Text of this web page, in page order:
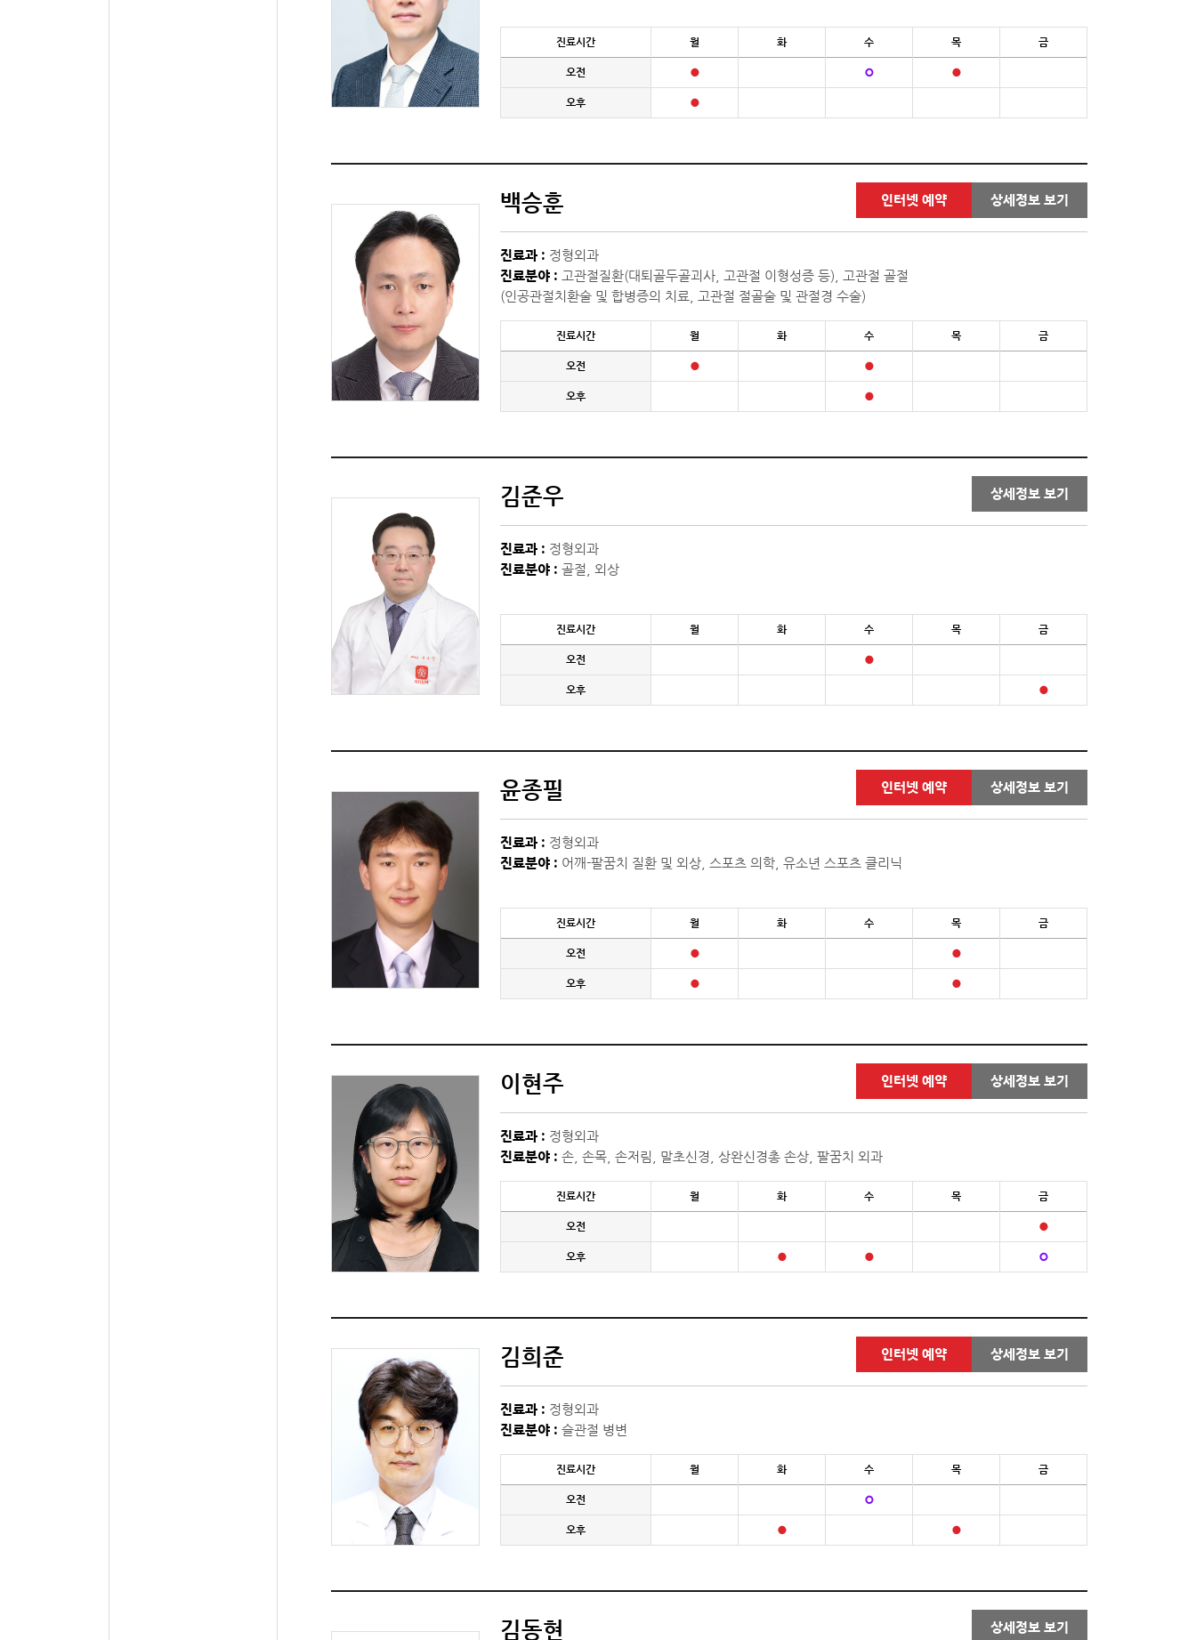
진료시간 월 화 수 목 금
오전
오후
백승훈 인터넷 예약 상세정보 보기
진료과 : 정형외과
진료분야 : 고관절질환(대퇴골두골괴사, 고관절 이형성증 등), 고관절 골절
(인공관절치환술 및 합병증의 치료, 고관절 절골술 및 관절경 수술)
진료시간 월 화 수 목 금
오전
오후
김준우 상세정보 보기
진료과 : 정형외과
진료분야 : 골절, 외상
진료시간 월 화 수 목 금
오전
오후
윤종필 인터넷 예약 상세정보 보기
진료과 : 정형외과
진료분야 : 어깨-팔꿈치 질환 및 외상, 스포츠 의학, 유소년 스포츠 클리닉
진료시간 월 화 수 목 금
오전
오후
이현주 인터넷 예약 상세정보 보기
진료과 : 정형외과
진료분야 : 손, 손목, 손저림, 말초신경, 상완신경총 손상, 팔꿈치 외과
진료시간 월 화 수 목 금
오전
오후
김희준 인터넷 예약 상세정보 보기
진료과 : 정형외과
진료분야 : 슬관절 병변
진료시간 월 화 수 목 금
오전
오후
김동현 상세정보 보기